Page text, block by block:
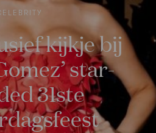
kijkje bij
star-
31ste